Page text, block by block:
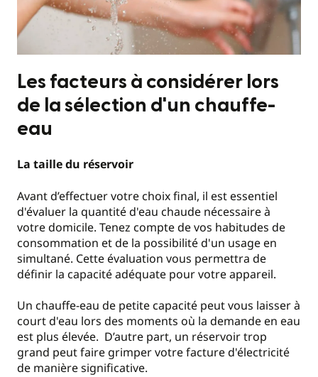
Les facteurs à considérer lors
de la sélection d'un chauffe-
eau
La taille du réservoir
Avant d’effectuer votre choix final, il est essentiel
d'évaluer la quantité d'eau chaude nécessaire à
votre domicile. Tenez compte de vos habitudes de
consommation et de la possibilité d'un usage en
simultané. Cette évaluation vous permettra de
définir la capacité adéquate pour votre appareil.
Un chauffe-eau de petite capacité peut vous laisser à
court d'eau lors des moments où la demande en eau
est plus élevée. D’autre part, un réservoir trop
grand peut faire grimper votre facture d'électricité
de manière significative.